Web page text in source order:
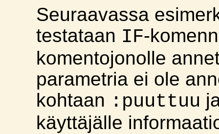
Seuraavassa
testataan IF-
komentojonolle
parametria ei ole
kohtaan :puuttuu
käyttäjälle